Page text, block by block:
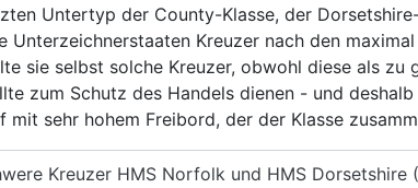
Untertyp der County-Klasse, der
Unterzeichnerstaaten Kreuzer nach den
sie selbst solche Kreuzer, obwohl diese als
zum Schutz des Handels dienen - und
sehr hohem Freibord, der der Klasse
Kreuzer HMS Norfolk und HMS Dorsetshire